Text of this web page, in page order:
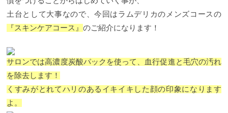
土台として大事なので、今回はラムデリカのメンズコースの
『スキンケアコース』 のご紹介になります！
サロンでは高濃度炭酸パックを使って、血行促進と毛穴の汚れ
を除去します！
くすみがとれてハリのあるイキイキした顔の印象になります
よ。